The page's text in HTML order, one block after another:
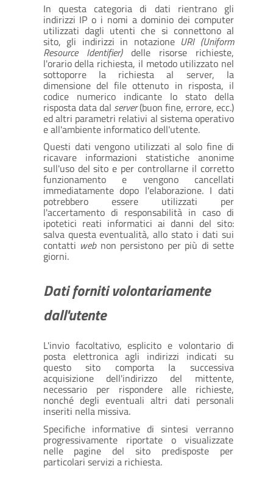
In questa categoria di dati rientrano gli
indirizzi IP o i nomi a dominio dei computer
utilizzati dagli utenti che si connettono al
sito, gli indirizzi in notazione URI (Uniform
Resource Identifier) delle risorse richieste,
l'orario della richiesta, il metodo utilizzato nel
sottoporre la richiesta al server, la
dimensione del file ottenuto in risposta, il
codice numerico indicante lo stato della
risposta data dal server(buon fine, errore, ecc.)
ed altri parametri relativi al sistema operativo
e all'ambiente informatico dell'utente.
Questi dati vengono utilizzati al solo fine di
ricavare informazioni statistiche anonime
sull'uso del sito e per controllarne il corretto
funzionamento e vengono cancellati
immediatamente dopo l'elaborazione. I dati
potrebbero essere utilizzati per
l'accertamento di responsabilità in caso di
ipotetici reati informatici ai danni del sito:
salva questa eventualità, allo stato i dati sui
contatti web non persistono per più di sette
giorni.
Dati forniti volontariamente
dall'utente
L'invio facoltativo, esplicito e volontario di
posta elettronica agli indirizzi indicati su
questo sito comporta la successiva
acquisizione dell'indirizzo del mittente,
necessario per rispondere alle richieste,
nonché degli eventuali altri dati personali
inseriti nella missiva.
Specifiche informative di sintesi verranno
progressivamente riportate o visualizzate
nelle pagine del sito predisposte per
particolari servizi a richiesta.